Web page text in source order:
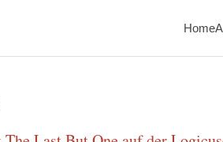
Home